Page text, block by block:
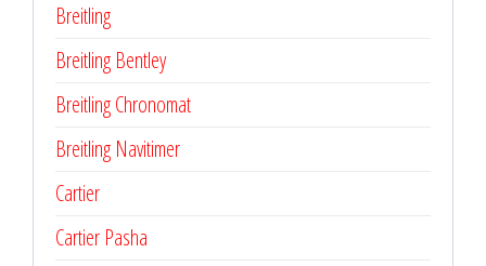
Breitling
Breitling Bentley
Breitling Chronomat
Breitling Navitimer
Cartier
Cartier Pasha